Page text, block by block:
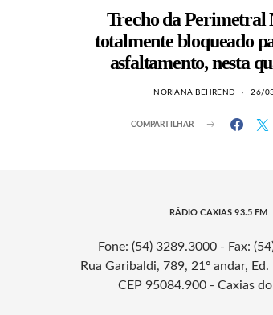
Trecho da Perimetral
totalmente bloqueado
asfaltamento, nesta
NORIANA BEHREND 26/
COMPARTILHAR
RÁDIO CAXIAS 93.5 FM
Fone: (54) 3289.3000 - Fax:
Rua Garibaldi, 789, 21º andar,
CEP 95084.900 - Caxias do